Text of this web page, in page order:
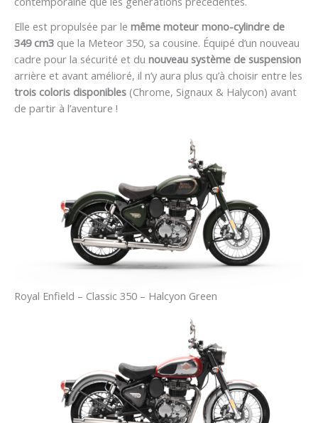
Elle est propulsée par le même moteur mono-cylindre de
349 cm3 que la Meteor 350, sa cousine. Équipé d’un nouveau
cadre pour la sécurité et du nouveau système de suspension
arrière et avant amélioré, il n’y aura plus qu’à choisir entre les
trois coloris disponibles (Chrome, Signaux & Halycon) avant
de partir à l’aventure !
Royal Enfield – Classic 350 – Halcyon Green